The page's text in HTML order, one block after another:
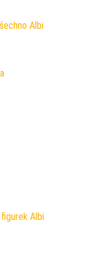
Albi
Kč.
399 Kč.
149 Kč.
149 Kč.
figurek Albi
499 Kč.